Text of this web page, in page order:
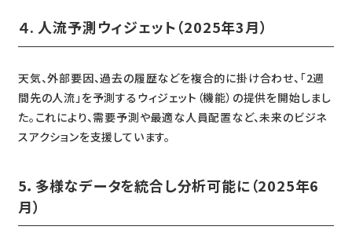
４. 人流予測ウィジェット（2025年3月）
天気、外部要因、過去の履歴などを複合的に掛け合わせ、「2週
間先の人流」を予測するウィジェット（機能）の提供を開始しまし
た。これにより、需要予測や最適な人員配置など、未来のビジネ
スアクションを支援しています。
5．多様なデータを統合し分析可能に（2025年6
月）